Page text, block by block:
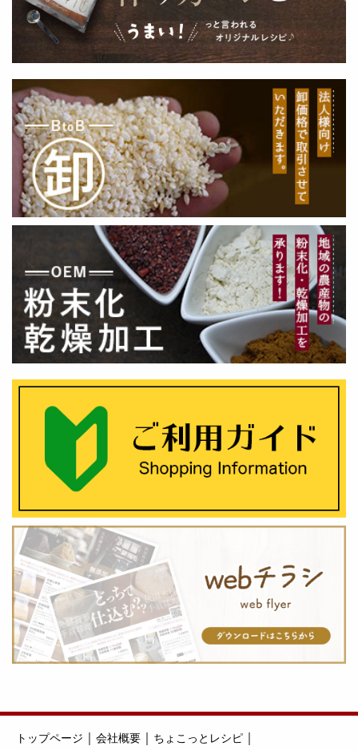
トップページ ｜ 会社概要 ｜ ちょこっとレシピ ｜